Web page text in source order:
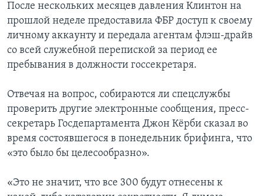
После нескольких месяцев давления Клинтон на
прошлой неделе предоставила ФБР доступ к своему
личному аккаунту и передала агентам флэш-драйв
со всей служебной перепиской за период ее
пребывания в должности госсекретаря.
Отвечая на вопрос, собираются ли спецслужбы
проверить другие электронные сообщения, пресс-
секретарь Госдепартамента Джон Кёрби сказал во
время состоявшегося в понедельник брифинга, что
«это было бы целесообразно».
«Это не значит, что все 300 будут отнесены к